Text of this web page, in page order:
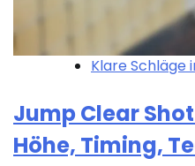
Klare Schläge
Jump Clear
Höhe, Timing,